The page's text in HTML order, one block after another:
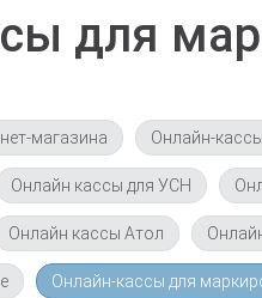
для
магазина Онлайн-
Онлайн кассы для УСН
Онлайн кассы Атол
Онлайн-кассы для